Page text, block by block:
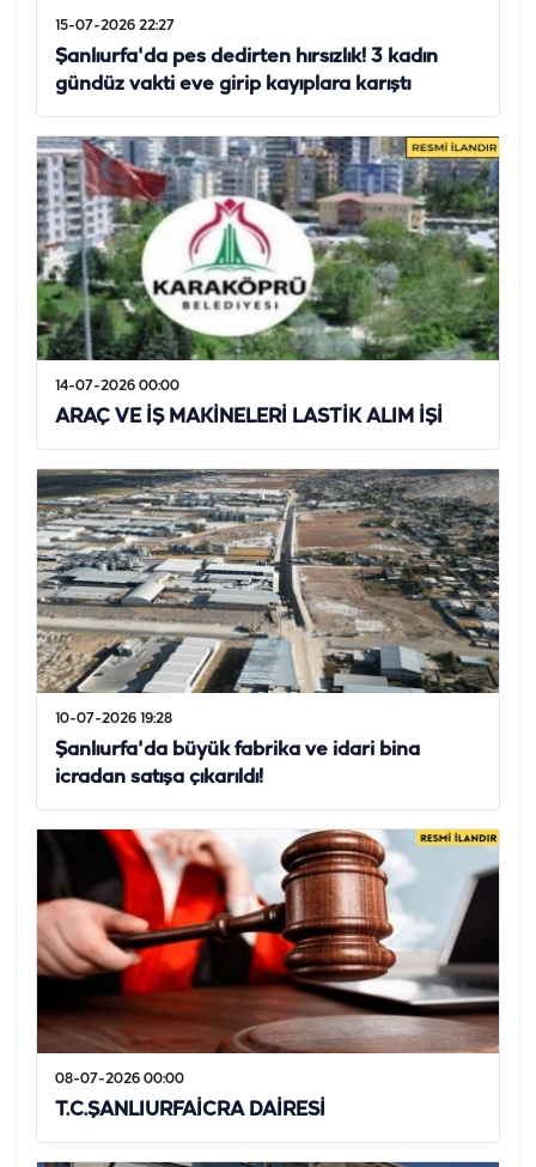
15-07-2026 22:27
Şanlıurfa'da pes dedirten hırsızlık! 3 kadın
gündüz vakti eve girip kayıplara karıştı
14-07-2026 00:00
ARAÇ VE İŞ MAKİNELERİ LASTİK ALIM İŞİ
10-07-2026 19:28
Şanlıurfa'da büyük fabrika ve idari bina
icradan satışa çıkarıldı!
08-07-2026 00:00
T.C.ŞANLIURFAİCRA DAİRESİ